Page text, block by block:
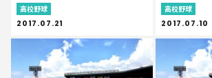
高校野球
2017.07.21
高校野球
2017.07.10